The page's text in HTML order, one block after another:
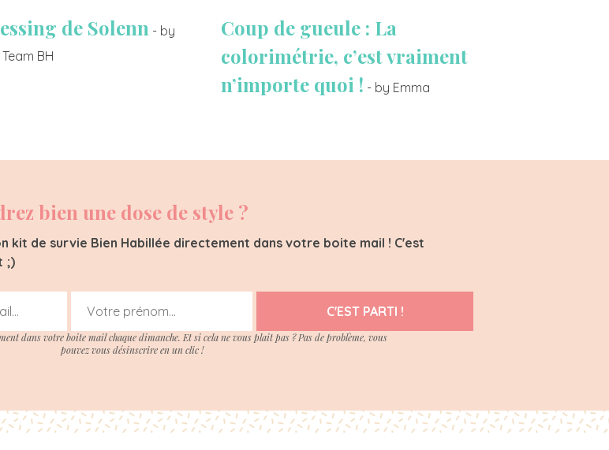
de Solenn - by
BH
Coup de gueule : La
colorimétrie, c’est vraiment
n’importe quoi ! - by Emma
bien une dose de style ?
kit de survie Bien Habillée directement dans votre boite mail ! C'est
;)
C'EST PARTI !
dans votre boite mail chaque dimanche. Et si cela ne vous plait pas ? Pas de problème, vous
pouvez vous désinscrire en un clic !